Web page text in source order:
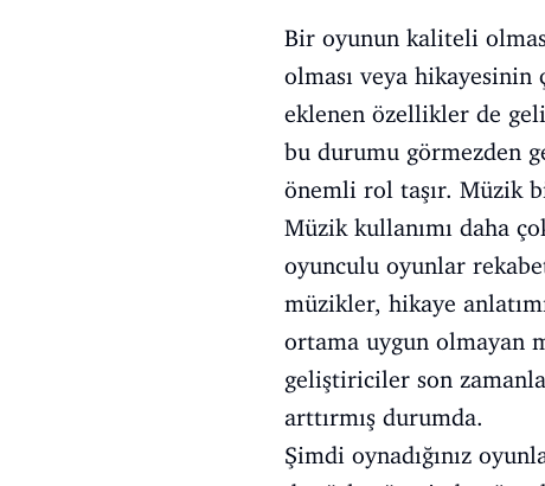
Bir oyunun kaliteli
olması veya
eklenen özellikler de
bu durumu görmezden
önemli rol taşır. Müzik
Müzik kullanımı daha
oyunculu oyunlar
müzikler, hikaye
ortama uygun olmayan
geliştiriciler son
arttırmış durumda.
Şimdi oynadığınız